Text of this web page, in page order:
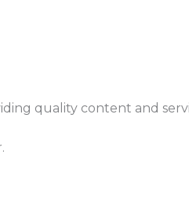
quality content and